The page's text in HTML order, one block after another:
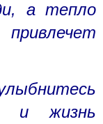
а тепло
и жизнь